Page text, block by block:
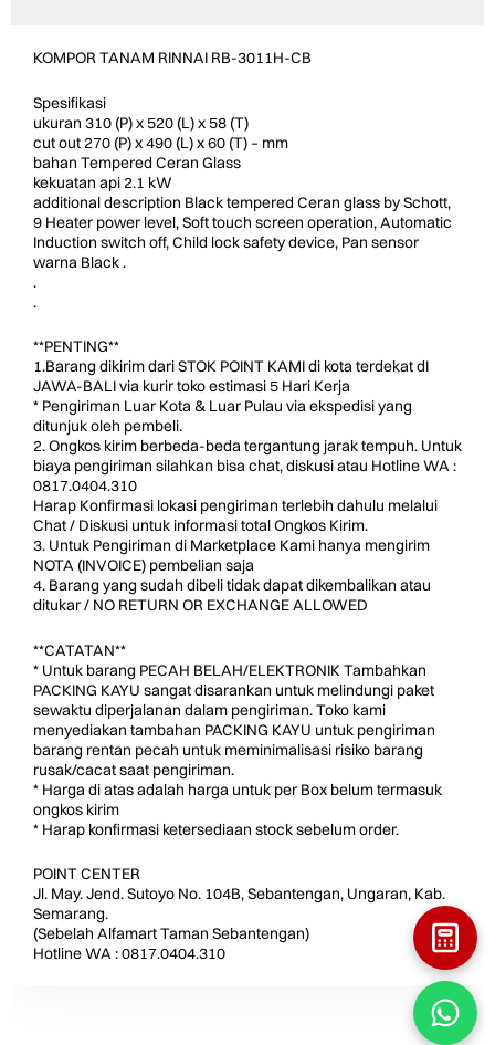
KOMPOR TANAM RINNAI RB-3011H-CB
Spesifikasi
ukuran 310 (P) x 520 (L) x 58 (T)
cut out 270 (P) x 490 (L) x 60 (T) – mm
bahan Tempered Ceran Glass
kekuatan api 2.1 kW
additional description Black tempered Ceran glass by Schott,
9 Heater power level, Soft touch screen operation, Automatic
Induction switch off, Child lock safety device, Pan sensor
warna Black .
.
.
**PENTING**
1.Barang dikirim dari STOK POINT KAMI di kota terdekat dI
JAWA-BALI via kurir toko estimasi 5 Hari Kerja
* Pengiriman Luar Kota & Luar Pulau via ekspedisi yang
ditunjuk oleh pembeli.
2. Ongkos kirim berbeda-beda tergantung jarak tempuh. Untuk
biaya pengiriman silahkan bisa chat, diskusi atau Hotline WA :
0817.0404.310
Harap Konfirmasi lokasi pengiriman terlebih dahulu melalui
Chat / Diskusi untuk informasi total Ongkos Kirim.
3. Untuk Pengiriman di Marketplace Kami hanya mengirim
NOTA (INVOICE) pembelian saja
4. Barang yang sudah dibeli tidak dapat dikembalikan atau
ditukar / NO RETURN OR EXCHANGE ALLOWED
**CATATAN**
* Untuk barang PECAH BELAH/ELEKTRONIK Tambahkan
PACKING KAYU sangat disarankan untuk melindungi paket
sewaktu diperjalanan dalam pengiriman. Toko kami
menyediakan tambahan PACKING KAYU untuk pengiriman
barang rentan pecah untuk meminimalisasi risiko barang
rusak/cacat saat pengiriman.
* Harga di atas adalah harga untuk per Box belum termasuk
ongkos kirim
* Harap konfirmasi ketersediaan stock sebelum order.
POINT CENTER
Jl. May. Jend. Sutoyo No. 104B, Sebantengan, Ungaran, Kab.
Semarang.
(Sebelah Alfamart Taman Sebantengan)
Hotline WA : 0817.0404.310